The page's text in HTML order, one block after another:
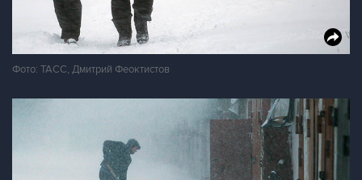
Фото: ТАСС, Дмитрий Феоктистов